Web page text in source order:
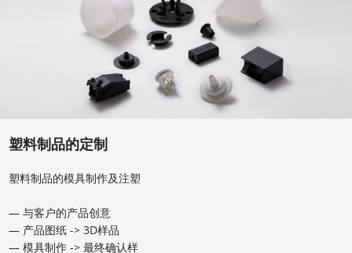
塑料制品的定制
塑料制品的模具制作及注塑
— 与客户的产品创意
— 产品图纸 -> 3D样品
— 模具制作 -> 最终确认样
们
English